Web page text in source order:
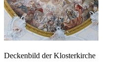
Deckenbild der Klosterkirche